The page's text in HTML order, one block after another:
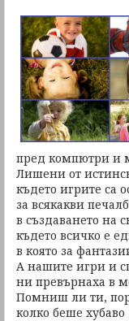
пред компютри и
Лишени от
където игрите са
за всякакви
в създаването на
където всичко е
в която за
А нашите игри и
ни превърнаха в
Помниш ли ти,
колко беше хубаво